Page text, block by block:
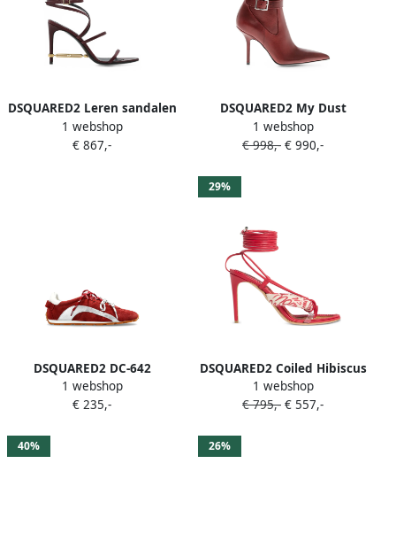
DSQUARED2 Leren sandalen
Rood
1 webshop
€ 867,-
DSQUARED2 My Dust
buckle-strap pointed-toe
ankle boots Rood
1 webshop
€ 998,- € 990,-
DSQUARED2 DC-642
sneakers met
contrasterende vlakken
1 webshop
€ 235,-
29%
DSQUARED2 Coiled Hibiscus
sandalen met hak Rood
1 webshop
€ 795,- € 557,-
40% 26%